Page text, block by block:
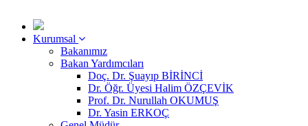
Kurumsal
Bakanımız
Bakan Yardımcıları
Doç. Dr. Şuayıp BİRİNCİ
Dr. Öğr. Üyesi Halim ÖZÇEVİK
Prof. Dr. Nurullah OKUMUŞ
Dr. Yasin ERKOÇ